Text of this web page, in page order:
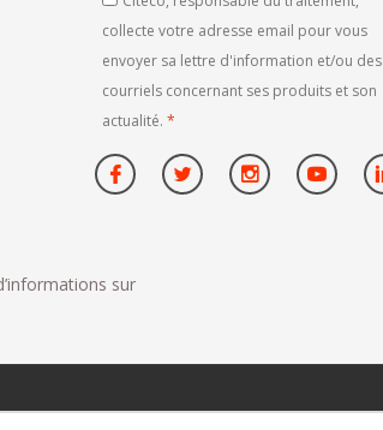
email
collecte votre adresse email pour vous
envoyer sa lettre d'information et/ou des
courriels concernant ses produits et son
actualité. *
sur